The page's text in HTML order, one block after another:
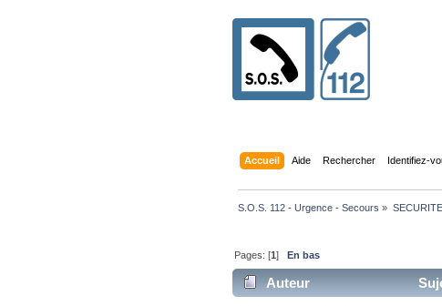
Accueil Aide Rechercher Identifiez-
S.O.S. 112 - Urgence - Secours » SECURITE
Pages: [1]En bas
Auteur